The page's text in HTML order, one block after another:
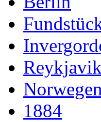
Norwegen
1884